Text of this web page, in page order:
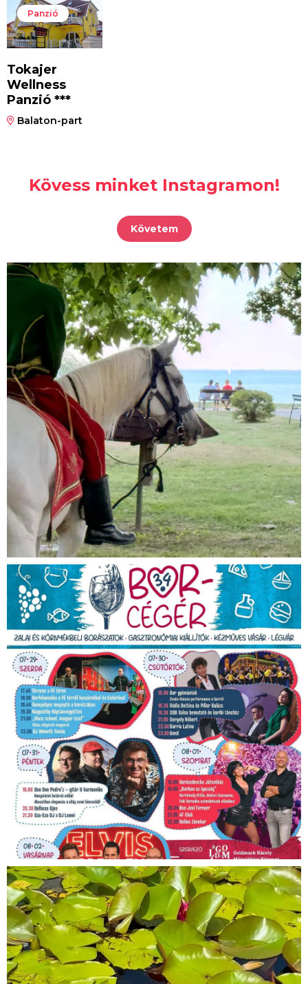
Panzió
Tokajer
Wellness
Panzió ***
Balaton-part
Kövess minket Instagramon!
Követem